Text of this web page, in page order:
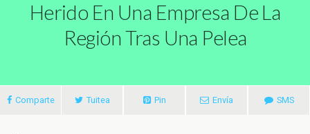
Herido En Una Empresa De La
Región Tras Una Pelea
Comparte Tuitea Pin Envía SMS